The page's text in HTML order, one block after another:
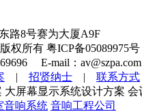
路8号赛为大厦A9F
权所有 粤ICP备05089975号
E-mail：av@szpa.com
| 招贤纳士 | 联系方式
屏幕显示系统设计方案
音响系统 音响工程公司